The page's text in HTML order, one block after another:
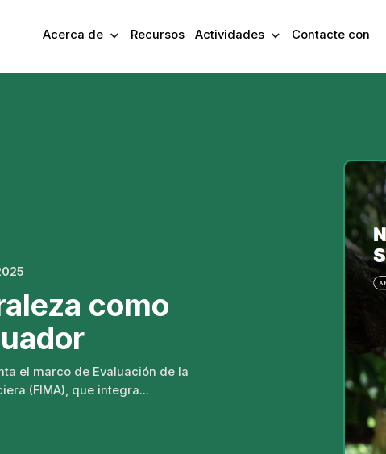
Acerca de Recursos Actividades Contacte con
como
el marco de Evaluación de la
(FIMA), que integra...